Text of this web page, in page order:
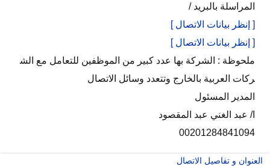
المراسلة بالبريد /
[ إنظر بيانات الاتصال ]
[ إنظر بيانات الاتصال ]
ملحوظة : الشركة بها عدد كبير من الموظفين للتعامل مع الش
ركات العربية بالخارج وتتعدد وسائل الاتصال
المدير المسئول
ا/ عبد الغني عبد المقصود
00201284841094
العنوان و تفاصيل الاتصال